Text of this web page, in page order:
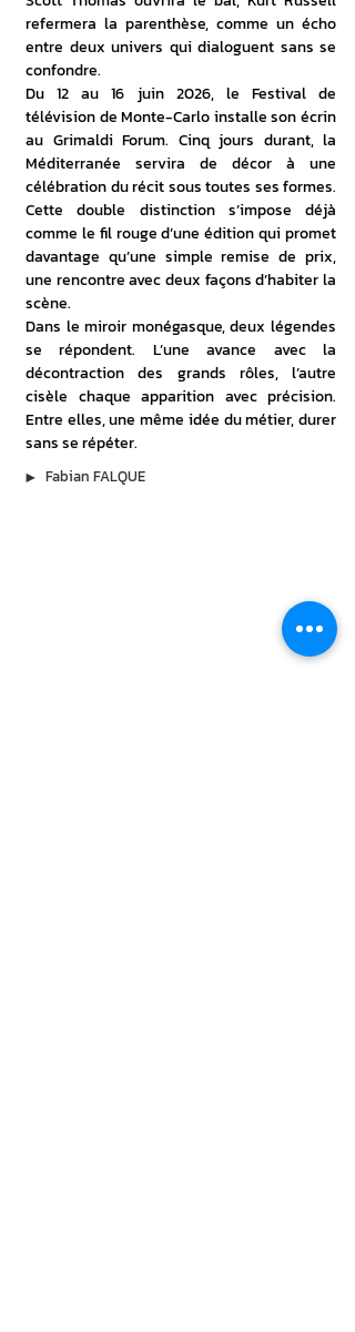
refermera la parenthèse, comme un écho
entre deux univers qui dialoguent sans se
confondre.
Du 12 au 16 juin 2026, le Festival de
télévision de Monte-Carlo installe son écrin
au Grimaldi Forum. Cinq jours durant, la
Méditerranée servira de décor à une
célébration du récit sous toutes ses formes.
Cette double distinction s’impose déjà
comme le fil rouge d’une édition qui promet
davantage qu’une simple remise de prix,
une rencontre avec deux façons d’habiter la
scène.
Dans le miroir monégasque, deux légendes
se répondent. L’une avance avec la
décontraction des grands rôles, l’autre
cisèle chaque apparition avec précision.
Entre elles, une même idée du métier, durer
sans se répéter.
▶︎ Fabian FALQUE